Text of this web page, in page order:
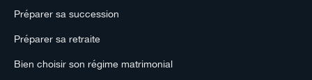
Préparer sa succession
Préparer sa retraite
Bien choisir son régime matrimonial